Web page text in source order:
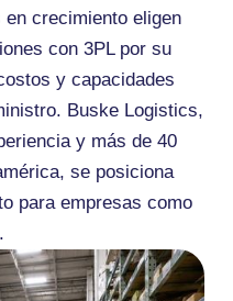
crecimiento eligen
con 3PL por su
y capacidades
Buske Logistics,
y más de 40
se posiciona
para empresas como